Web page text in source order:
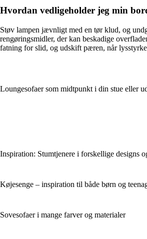
Hvordan vedligeholder jeg min
Støv lampen jævnligt med en tør klud, og
rengøringsmidler, der kan beskadige
fatning for slid, og udskift pæren, når
Loungesofaer som midtpunkt i din stue eller
Inspiration: Stumtjenere i forskellige designs
Køjesenge – inspiration til både børn og
Sovesofaer i mange farver og materialer